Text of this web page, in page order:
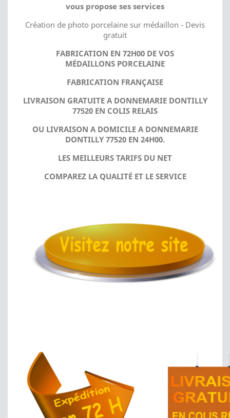
vous propose ses services
Création de photo porcelaine sur médaillon - Devis
gratuit
FABRICATION EN 72H00 DE VOS
MÉDAILLONS PORCELAINE
FABRICATION FRANÇAISE
LIVRAISON GRATUITE A DONNEMARIE DONTILLY
77520 EN COLIS RELAIS
OU LIVRAISON A DOMICILE A DONNEMARIE
DONTILLY 77520 EN 24H00.
LES MEILLEURS TARIFS DU NET
COMPAREZ LA QUALITÉ ET LE SERVICE